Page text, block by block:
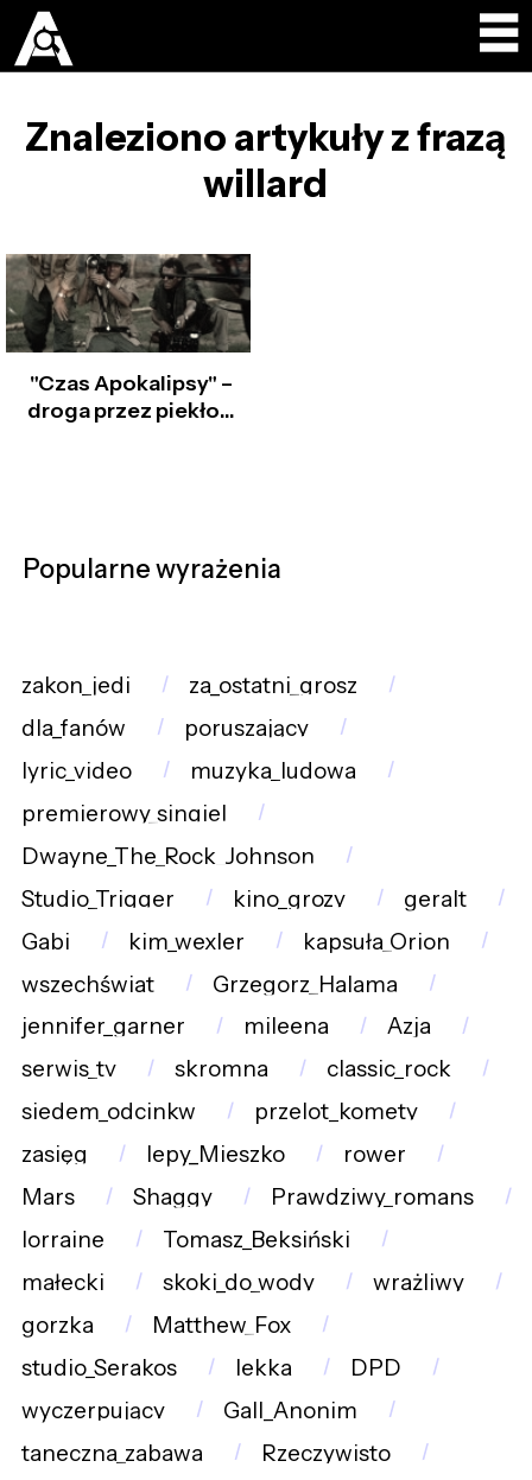
Znaleziono artykuły z frazą
willard
"Czas Apokalipsy" –
droga przez piekło…
Popularne wyrażenia
zakon_jedi
za_ostatni_grosz
dla_fanów
poruszający
lyric_video
muzyka_ludowa
premierowy_singiel
Dwayne_The_Rock_Johnson
Studio_Trigger
kino_grozy
geralt
Gabi
kim_wexler
kapsuła_Orion
wszechświat
Grzegorz_Halama
jennifer_garner
mileena
Azja
serwis_tv
skromna
classic_rock
siedem_odcinkw
przelot_komety
zasięg
lepy_Mieszko
rower
Mars
Shaggy
Prawdziwy_romans
lorraine
Tomasz_Beksiński
małecki
skoki_do_wody
wrażliwy
gorzka
Matthew_Fox
studio_Serakos
lekka
DPD
wyczerpujący
Gall_Anonim
taneczna_zabawa
Rzeczywisto